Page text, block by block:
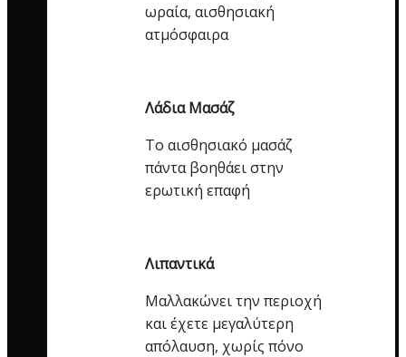
ωραία, αισθησιακή
ατμόσφαιρα
Λάδια Μασάζ
Το αισθησιακό μασάζ
πάντα βοηθάει στην
ερωτική επαφή
Λιπαντικά
Μαλλακώνει την περιοχή
και έχετε μεγαλύτερη
απόλαυση, χωρίς πόνο